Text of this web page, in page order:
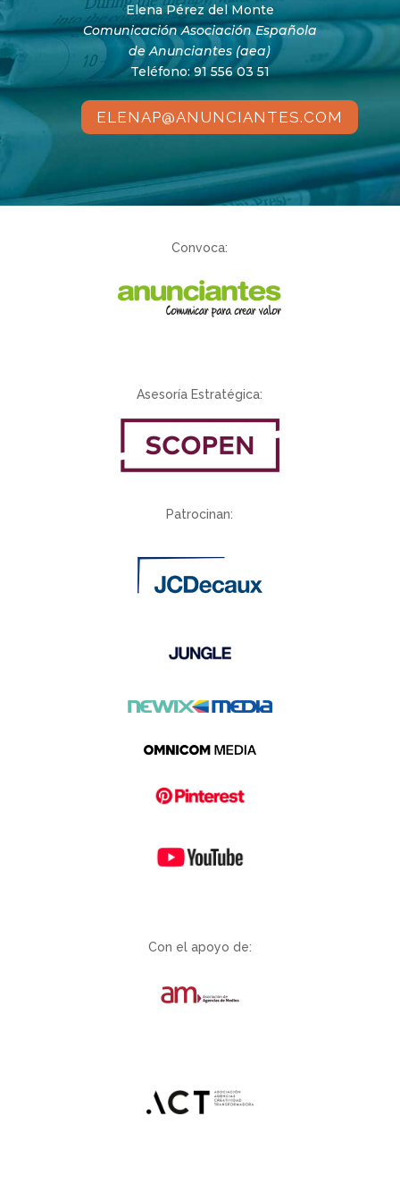
Elena Pérez del Monte
Comunicación Asociación Española
de Anunciantes (aea)
Teléfono: 91 556 03 51
ELENAP@ANUNCIANTES.COM
Convoca:
Asesoría Estratégica:
Patrocinan:
Con el apoyo de: